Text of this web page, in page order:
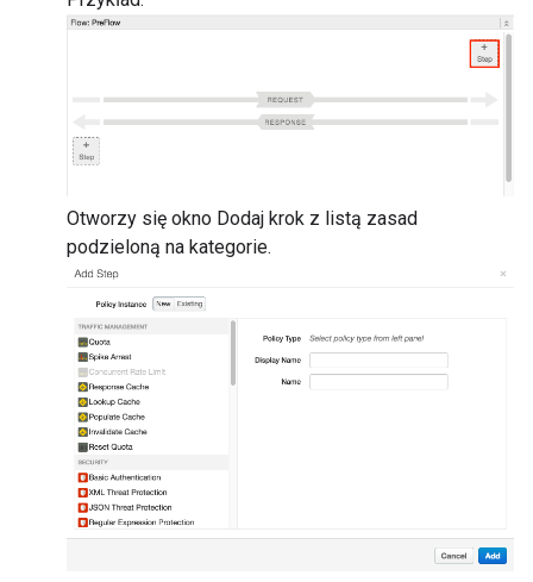
Otworzy się okno Dodaj krok z listą zasad
podzieloną na kategorie.